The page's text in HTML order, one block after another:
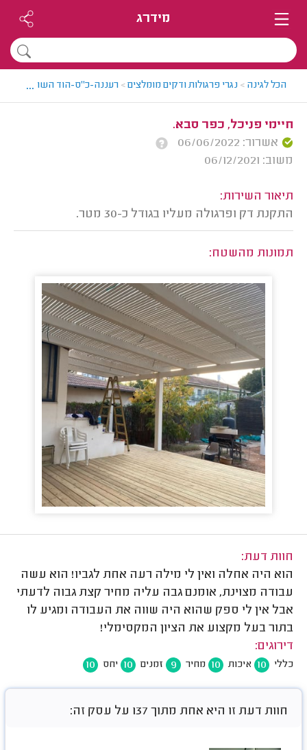
מידרג
הכל לגינה > נגרי פרגולות ודקים מומלצים> רעננה-כ"ס-הוד השרון > נגר
...
חיימי פניכל, כפר סבא.
אשרור: 06/06/2022
משוב: 06/12/2021
תיאור השירות:
התקנת דק ופרגולה מעליו בגודל כ-30 מטר.
תמונות מהשטח:
חוות דעת:
הוא היה אחלה ואין לי מילה רעה אחת לגביו! הוא עשה
עבודה מצוינת, אומנם גבה עליה מחיר קצת גבוה לדעתי
אבל אין לי ספק שהוא היה שווה את העבודה ומגיע לו
בתור בעל מקצוע את הציון המקסימלי!
דירוגים:
כללי 10 איכות 10 מחיר 9 זמנים 10 יחס 10
חוות דעת זו היא אחת מתוך 137 על עסק זה: